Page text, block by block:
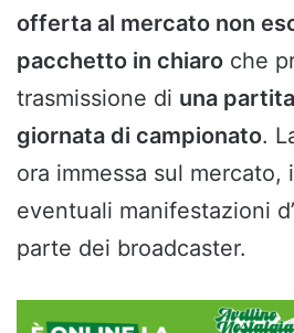
offerta al mercato non
pacchetto in chiaro che
trasmissione di una
giornata di campionato.
ora immessa sul mercato,
eventuali manifestazioni
parte dei broadcaster.